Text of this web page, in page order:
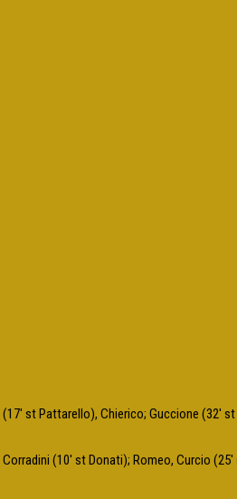
st Pattarello), Chierico; Guccione (32′
(10′ st Donati); Romeo, Curcio